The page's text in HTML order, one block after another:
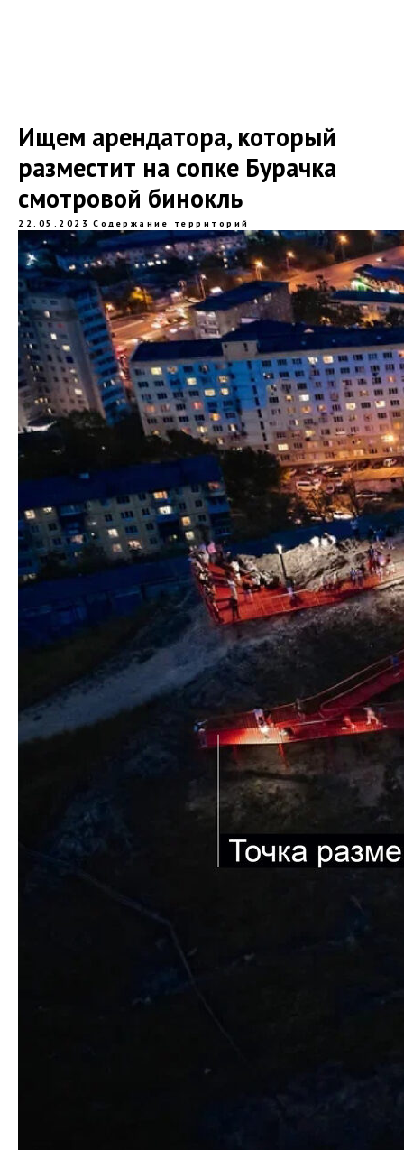
Ищем арендатора, который
разместит на сопке Бурачка
смотровой бинокль
22.05.2023 Содержание территорий